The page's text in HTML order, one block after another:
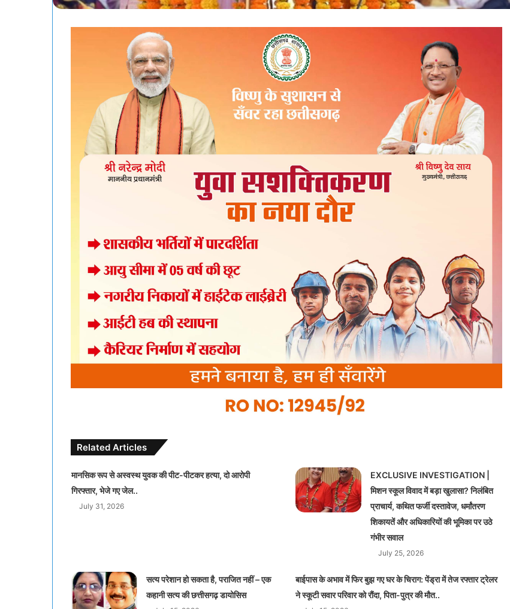
Related Articles
मानसिक रूप से अस्वस्थ युवक की पीट-पीटकर हत्या, दो आरोपी
गिरफ्तार, भेजे गए जेल..
July 31, 2026
EXCLUSIVE INVESTIGATION |
मिशन स्कूल विवाद में बड़ा खुलासा? निलंबित
प्राचार्य, कथित फर्जी दस्तावेज, धर्मांतरण
शिकायतें और अधिकारियों की भूमिका पर उठे
गंभीर सवाल
July 25, 2026
सत्य परेशान हो सकता है, पराजित नहीं – एक
कहानी सत्य की छत्तीसगढ़ डायोसिस
बाईपास के अभाव में फिर बुझ गए घर के चिराग: पेंड्रा में तेज रफ्तार ट्रेलर
ने स्कूटी सवार परिवार को रौंदा, पिता-पुत्र की मौत..